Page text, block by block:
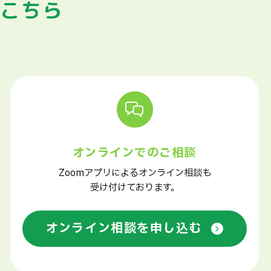
ちら
オンラインでのご相談
Zoomアプリによるオンライン相談も
受け付けております。
オンライン相談を申し込む